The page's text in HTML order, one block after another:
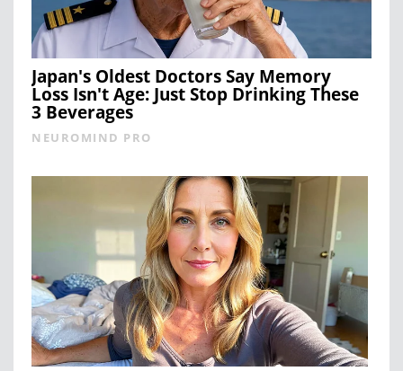
Japan's Oldest Doctors Say Memory
Loss Isn't Age: Just Stop Drinking These
3 Beverages
NEUROMIND PRO